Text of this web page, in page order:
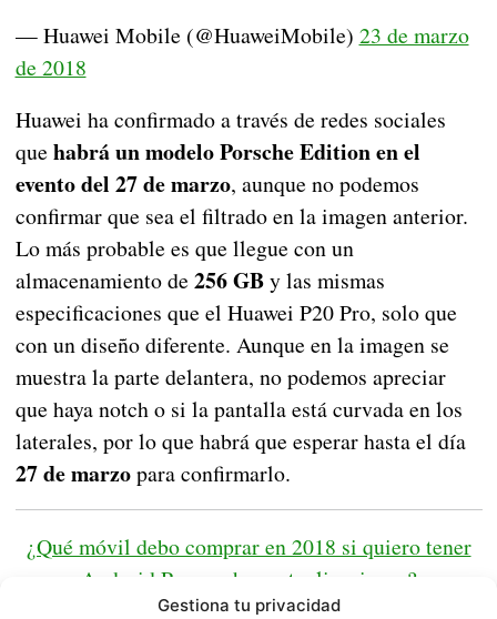
Gestiona tu privacidad
— Huawei Mobile (@HuaweiMobile) 23 de marzo
de 2018
Huawei ha confirmado a través de redes sociales
que habrá un modelo Porsche Edition en el
evento del 27 de marzo, aunque no podemos
confirmar que sea el filtrado en la imagen anterior.
Lo más probable es que llegue con un
almacenamiento de 256 GBy las mismas
especificaciones que el Huawei P20 Pro, solo que
con un diseño diferente. Aunque en la imagen se
muestra la parte delantera, no podemos apreciar
que haya notch o si la pantalla está curvada en los
laterales, por lo que habrá que esperar hasta el día
27 de marzopara confirmarlo.
¿Qué móvil debo comprar en 2018 si quiero tener
Android P y muchas actualizaciones?